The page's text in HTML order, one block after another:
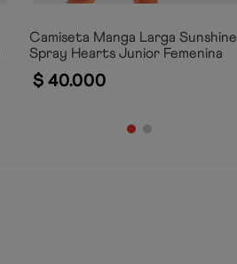
Camiseta Manga Larga Sunshine
Spray Hearts Junior Femenina
$ 40.000